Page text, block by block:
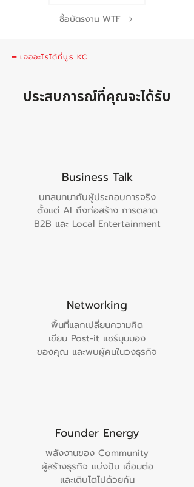
ซื้อบัตรงาน WTF
━ เจออะไรได้ที่บูธ KC
ประสบการณ์ที่คุณจะได้รับ
Business Talk
บทสนทนากับผู้ประกอบการจริง
ตั้งแต่ AI ถึงก่อสร้าง การตลาด
B2B และ Local Entertainment
Networking
พื้นที่แลกเปลี่ยนความคิด
เขียน Post-it แชร์มุมมอง
ของคุณ และพบผู้คนในวงธุรกิจ
Founder Energy
พลังงานของ Community
ผู้สร้างธุรกิจ แบ่งปัน เชื่อมต่อ
และเติบโตไปด้วยกัน